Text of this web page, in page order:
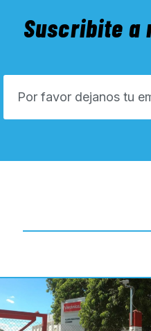
Suscribite a